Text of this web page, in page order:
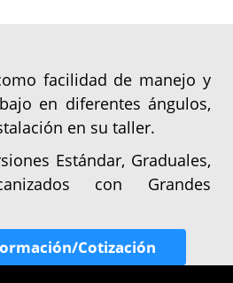
facilidad de manejo y
en diferentes ángulos,
en su taller.
Estándar, Graduales,
con Grandes
Cotización